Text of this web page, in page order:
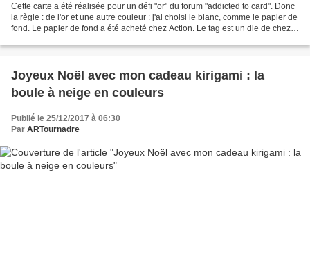
Cette carte a été réalisée pour un défi "or" du forum "addicted to card". Donc
la règle : de l'or et une autre couleur : j'ai choisi le blanc, comme le papier de
fond. Le papier de fond a été acheté chez Action. Le tag est un die de chez
Joyeux Noël avec mon cadeau kirigami : la
boule à neige en couleurs
Publié le 25/12/2017 à 06:30
Par ARTournadre